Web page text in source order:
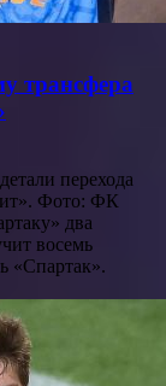
трансфера
перехода
Фото: ФК
два
восемь
«Спартак».